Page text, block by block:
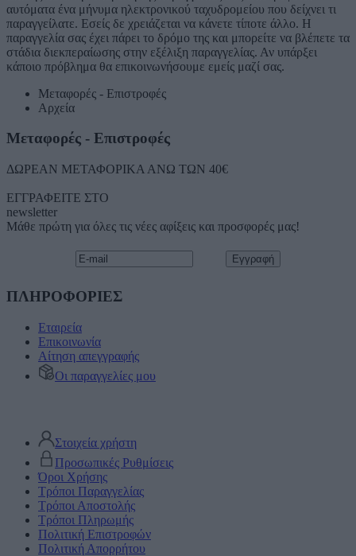
αυτόματα ένα μήνυμα ηλεκτρονικού ταχυδρομείου που δείχνει τι
παραγγείλατε. Εσείς δε χρειάζεται να κάνετε τίποτε άλλο. Η
παραγγελία σας έχει πάρει το δρόμο της και μπορείτε να βλέπετε τα
στάδια διεκπεραίωσης στην εξέλιξη παραγγελίας. Αν υπάρξει
κάποιο πρόβλημα θα επικοινωνήσουμε εμείς μαζί σας.
Μεταφορές - Επιστροφές
Αρχεία
Μεταφορές - Επιστροφές
ΔΩΡΕΑΝ ΜΕΤΑΦΟΡΙΚΑ ΑΝΩ ΤΩΝ 40€
ΕΓΓΡΑΦΕΙΤΕ ΣΤΟ
newsletter
Μάθε πρώτη για όλες τις νέες αφίξεις και προσφορές μας!
ΠΛΗΡΟΦΟΡΙΕΣ
Εταιρεία
Επικοινωνία
Αίτηση απεγγραφής
Οι παραγγελίες μου
Στοιχεία χρήστη
Προσωπικές Ρυθμίσεις
Όροι Χρήσης
Τρόποι Παραγγελίας
Τρόποι Αποστολής
Τρόποι Πληρωμής
Πολιτική Επιστροφών
Πολιτική Απορρήτου